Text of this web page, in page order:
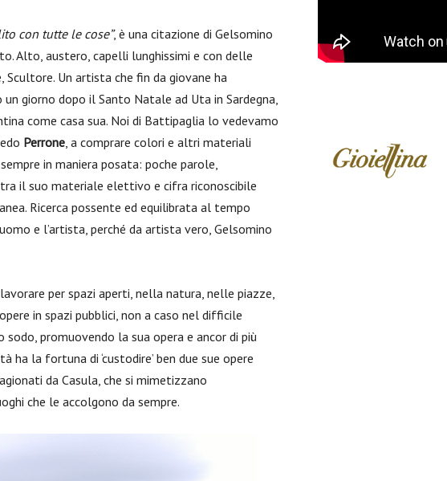
con tutte le cose”, è una citazione di Gelsomino
Alto, austero, capelli lunghissimi e con delle
Scultore. Un artista che fin da giovane ha
giorno dopo il Santo Natale ad Uta in Sardegna,
come casa sua. Noi di Battipaglia lo vedevamo
Perrone, a comprare colori e altri materiali
in maniera posata: poche parole,
il suo materiale elettivo e cifra riconoscibile
Ricerca possente ed equilibrata al tempo
e l’artista, perché da artista vero, Gelsomino
per spazi aperti, nella natura, nelle piazze,
in spazi pubblici, non a caso nel difficile
sodo, promuovendo la sua opera e ancor di più
ha la fortuna di ‘custodire’ ben due sue opere
da Casula, che si mimetizzano
che le accolgono da sempre.